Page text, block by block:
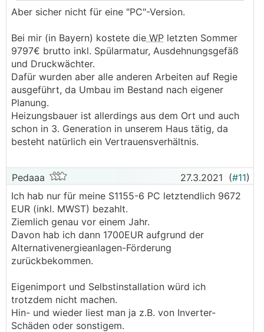
..
Aber sicher nicht für eine "PC"-Version.
Bei mir (in Bayern) kostete die WP letzten Sommer
9797€ brutto inkl. Spülarmatur, Ausdehnungsgefäß
und Druckwächter.
Dafür wurden aber alle anderen Arbeiten auf Regie
ausgeführt, da Umbau im Bestand nach eigener
Planung.
Heizungsbauer ist allerdings aus dem Ort und auch
schon in 3. Generation in unserem Haus tätig, da
besteht natürlich ein Vertrauensverhältnis.
Pedaaa 27.3.2021 (#11)
Ich hab nur für meine S1155-6 PC letztendlich 9672
EUR (inkl. MWST) bezahlt.
Ziemlich genau vor einem Jahr.
Davon hab ich dann 1700EUR aufgrund der
Alternativenergieanlagen-Förderung
zurückbekommen.
Eigenimport und Selbstinstallation würd ich
trotzdem nicht machen.
Hin- und wieder liest man ja z.B. von Inverter-
Schäden oder sonstigem.